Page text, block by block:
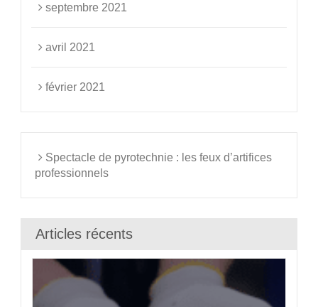
septembre 2021
avril 2021
février 2021
Spectacle de pyrotechnie : les feux d’artifices
professionnels
Articles récents